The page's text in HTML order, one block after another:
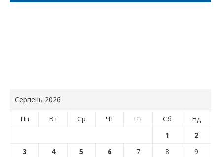
Серпень 2026
Пн Вт Ср Чт Пт Сб
Нд
1
2
3
4 5 6 7 8
9